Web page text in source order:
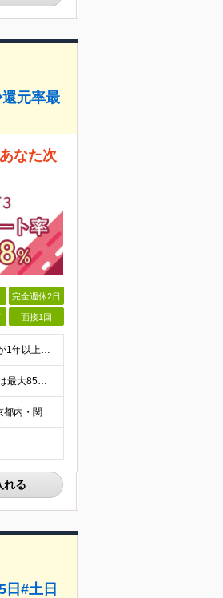
元率最
なた次
完全週休2日
面接1回
＜第二新卒からベテランまで幅広く応募中！＞ ■学歴不問 ■何かしらのエンジニア経験が1年以上ある方 └ひとりでプロジェクトに参画できるレベルを想定しています。
★年収50万円～100万円UPの事例多数！ ★月給30万円～90万円＋賞与年1回 ★還元率は最大85% ※経験・スキルを考慮して決定します ※上記⾦額には、固定残業代（30時間分／5万7000円以上
★フルリモートOK★リモート活用率ほぼ100％★転居を伴う転勤なし 事務所または東京都内・関東エリアのプロジェクト先への配属となります。 ------------------------- 【本社】東
れる
#土日